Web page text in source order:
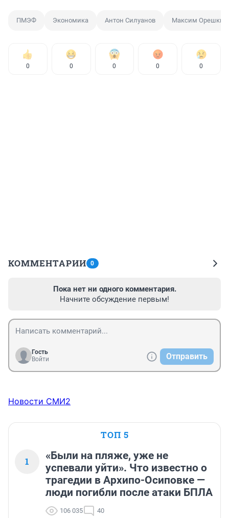
ПМЭФ Экономика Антон Силуанов Максим Орешкин
0 0 0 0 0
КОММЕНТАРИИ 0
Пока нет ни одного комментария.
Начните обсуждение первым!
Гость
Войти
Отправить
Новости СМИ2
ТОП 5
1
«Были на пляже, уже не
успевали уйти». Что известно о
трагедии в Архипо-Осиповке —
люди погибли после атаки БПЛА
106 035 40